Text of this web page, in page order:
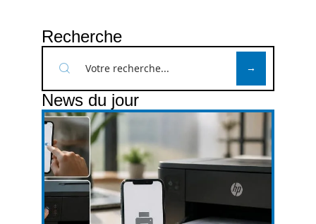
Recherche
News du jour